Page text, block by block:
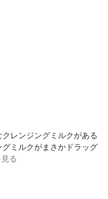
レンジングミルクがある
ミルクがまさかドラッグ
る